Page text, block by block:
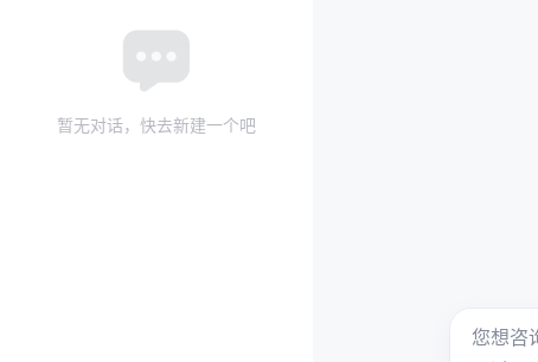
暂无对话，快去新建一个吧